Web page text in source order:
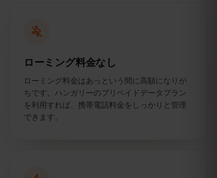
ローミング料金なし
ローミング料金はあっという間に高額になりが
ちです。ハンガリーのプリペイドデータプラン
を利用すれば、携帯電話料金をしっかりと管理
できます。